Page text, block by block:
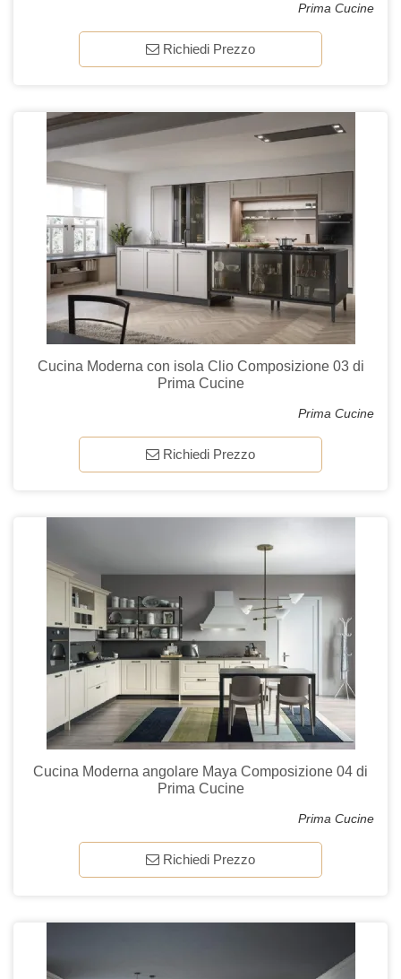
Prima Cucine
Richiedi Prezzo
Cucina Moderna con isola Clio Composizione 03 di
Prima Cucine
Prima Cucine
Richiedi Prezzo
Cucina Moderna angolare Maya Composizione 04 di
Prima Cucine
Prima Cucine
Richiedi Prezzo